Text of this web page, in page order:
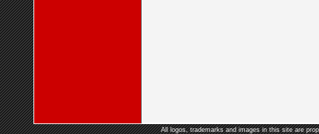
All logos, trademarks and images in this site are